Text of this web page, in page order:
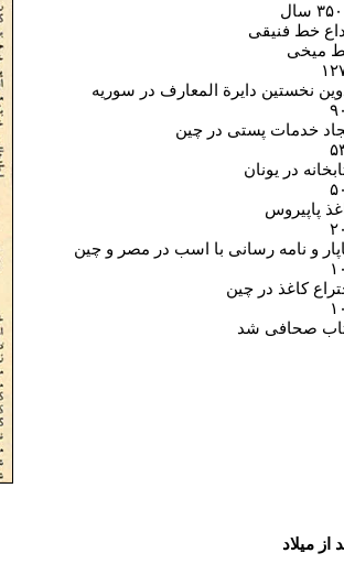
خط فنيقی
ميخی
نخستين دايرة المعارف در سوريه
خدمات پستی در چين
در يونان
پاپيروس
و نامه رسانی با اسب در مصر و چين
کاغذ در چين
صحافی شد
از ميلاد